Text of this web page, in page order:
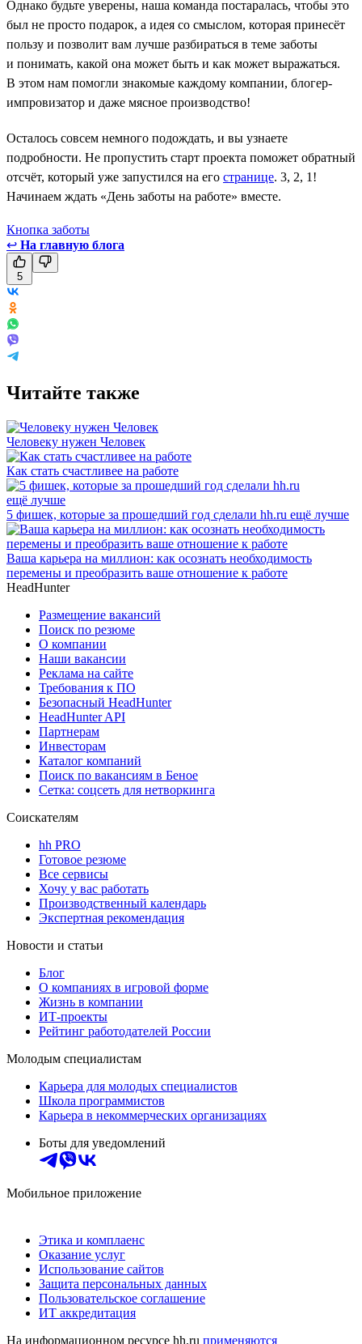
Однако будьте уверены, наша команда постаралась, чтобы это
был не просто подарок, а идея со смыслом, которая принесёт
пользу и позволит вам лучше разбираться в теме заботы
и понимать, какой она может быть и как может выражаться.
В этом нам помогли знакомые каждому компании, блогер-
импровизатор и даже мясное производство!
Осталось совсем немного подождать, и вы узнаете
подробности. Не пропустить старт проекта поможет обратный
отсчёт, который уже запустился на его странице. 3, 2, 1!
Начинаем ждать «День заботы на работе» вместе.
Кнопка заботы
↩ На главную блога
5
Читайте также
Человеку нужен Человек
Как стать счастливее на работе
5 фишек, которые за прошедший год сделали hh.ru ещё лучше
Ваша карьера на миллион: как осознать необходимость
перемены и преобразить ваше отношение к работе
HeadHunter
Размещение вакансий
Поиск по резюме
О компании
Наши вакансии
Реклама на сайте
Требования к ПО
Безопасный HeadHunter
HeadHunter API
Партнерам
Инвесторам
Каталог компаний
Поиск по вакансиям в Беное
Сетка: соцсеть для нетворкинга
Соискателям
hh PRO
Готовое резюме
Все сервисы
Хочу у вас работать
Производственный календарь
Экспертная рекомендация
Новости и статьи
Блог
О компаниях в игровой форме
Жизнь в компании
ИТ-проекты
Рейтинг работодателей России
Молодым специалистам
Карьера для молодых специалистов
Школа программистов
Карьера в некоммерческих организациях
Боты для уведомлений
Мобильное приложение
Этика и комплаенс
Оказание услуг
Использование сайтов
Защита персональных данных
Пользовательское соглашение
ИТ аккредитация
На информационном ресурсе hh.ru применяются